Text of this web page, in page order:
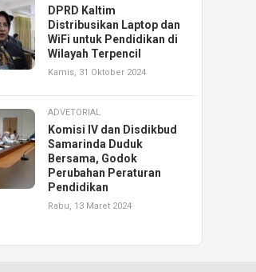
DPRD Kaltim
Distribusikan Laptop dan
WiFi untuk Pendidikan di
Wilayah Terpencil
Kamis, 31 Oktober 2024
ADVETORIAL
Komisi IV dan Disdikbud
Samarinda Duduk
Bersama, Godok
Perubahan Peraturan
Pendidikan
Rabu, 13 Maret 2024